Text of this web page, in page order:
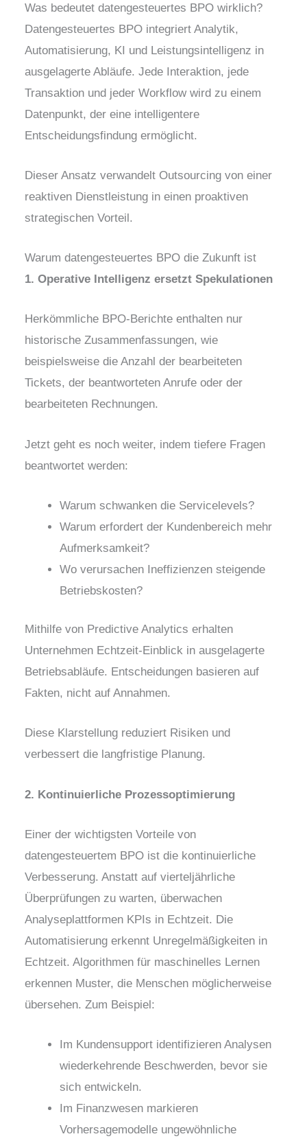
Was bedeutet datengesteuertes BPO wirklich?
Datengesteuertes BPO integriert Analytik,
Automatisierung, KI und Leistungsintelligenz in
ausgelagerte Abläufe. Jede Interaktion, jede
Transaktion und jeder Workflow wird zu einem
Datenpunkt, der eine intelligentere
Entscheidungsfindung ermöglicht.
Dieser Ansatz verwandelt Outsourcing von einer
reaktiven Dienstleistung in einen proaktiven
strategischen Vorteil.
Warum datengesteuertes BPO die Zukunft ist
1. Operative Intelligenz ersetzt Spekulationen
Herkömmliche BPO-Berichte enthalten nur
historische Zusammenfassungen, wie
beispielsweise die Anzahl der bearbeiteten
Tickets, der beantworteten Anrufe oder der
bearbeiteten Rechnungen.
Jetzt geht es noch weiter, indem tiefere Fragen
beantwortet werden:
Warum schwanken die Servicelevels?
Warum erfordert der Kundenbereich mehr
Aufmerksamkeit?
Wo verursachen Ineffizienzen steigende
Betriebskosten?
Mithilfe von Predictive Analytics erhalten
Unternehmen Echtzeit-Einblick in ausgelagerte
Betriebsabläufe. Entscheidungen basieren auf
Fakten, nicht auf Annahmen.
Diese Klarstellung reduziert Risiken und
verbessert die langfristige Planung.
2. Kontinuierliche Prozessoptimierung
Einer der wichtigsten Vorteile von
datengesteuertem BPO ist die kontinuierliche
Verbesserung. Anstatt auf vierteljährliche
Überprüfungen zu warten, überwachen
Analyseplattformen KPIs in Echtzeit. Die
Automatisierung erkennt Unregelmäßigkeiten in
Echtzeit. Algorithmen für maschinelles Lernen
erkennen Muster, die Menschen möglicherweise
übersehen. Zum Beispiel:
Im Kundensupport identifizieren Analysen
wiederkehrende Beschwerden, bevor sie
sich entwickeln.
Im Finanzwesen markieren
Vorhersagemodelle ungewöhnliche